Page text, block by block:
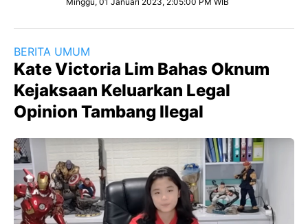
BERITA UMUM
Kate Victoria Lim Bahas Oknum
Kejaksaan Keluarkan Legal
Opinion Tambang Ilegal